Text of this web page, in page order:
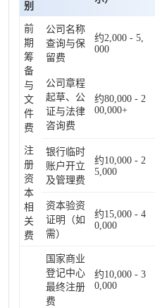
别
前
期
筹
备
与
文
件
费
公司名称
查询与保
留费
约2,000 - 5,
000
公司章程
起草、公
证与法律
咨询费
约80,000 - 2
00,000+
注
册
资
本
相
关
费
银行临时
账户开立
及管理费
约10,000 - 2
5,000
资本验资
证明（如
需）
约15,000 - 4
0,000
国家商业
登记中心
最终注册
费
约10,000 - 3
0,000